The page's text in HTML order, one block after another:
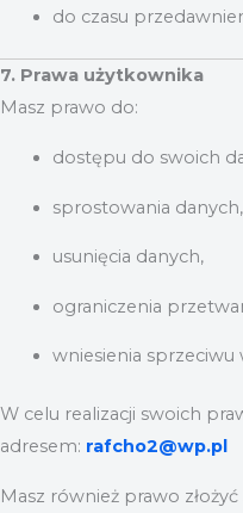
do czasu
7. Prawa użytkownika
Masz prawo do:
dostępu do swoich
sprostowania danych,
usunięcia danych,
ograniczenia
wniesienia
W celu realizacji swoich
adresem: rafcho2@wp.pl
Masz również prawo